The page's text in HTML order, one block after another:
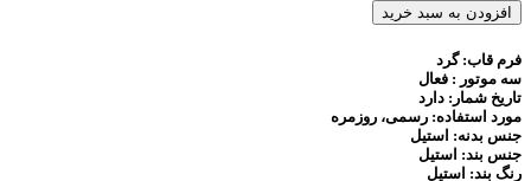
افزودن به سبد خرید
فرم قاب: گرد
سه موتور : فعال
تاریخ شمار: دارد
مورد استفاده: رسمی، روزمره
جنس بدنه: استیل
جنس بند: استیل
رنگ بند: استیل